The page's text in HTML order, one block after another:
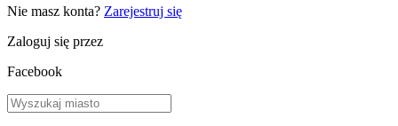
Nie masz konta? Zarejestruj się
Zaloguj się przez
Facebook